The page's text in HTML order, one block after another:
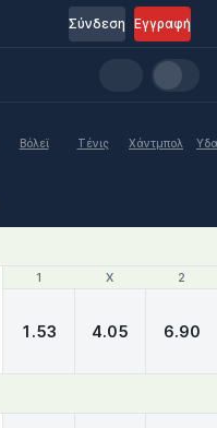
Εγγραφή
Σύνδεση
Βόλεϊ Τένις Χάντμπολ
1 X 2
1 X 2
1.53 4.05 6.90